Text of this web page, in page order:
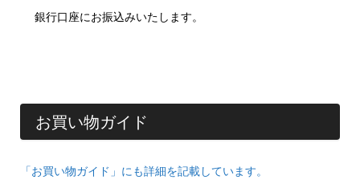
銀行口座にお振込みいたします。
お買い物ガイド
「お買い物ガイド」にも詳細を記載しています。